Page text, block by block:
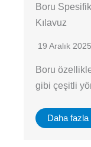
Boru
Kılavuz
19 Aralık 2025
Boru
gibi çeşitli
Daha fazla